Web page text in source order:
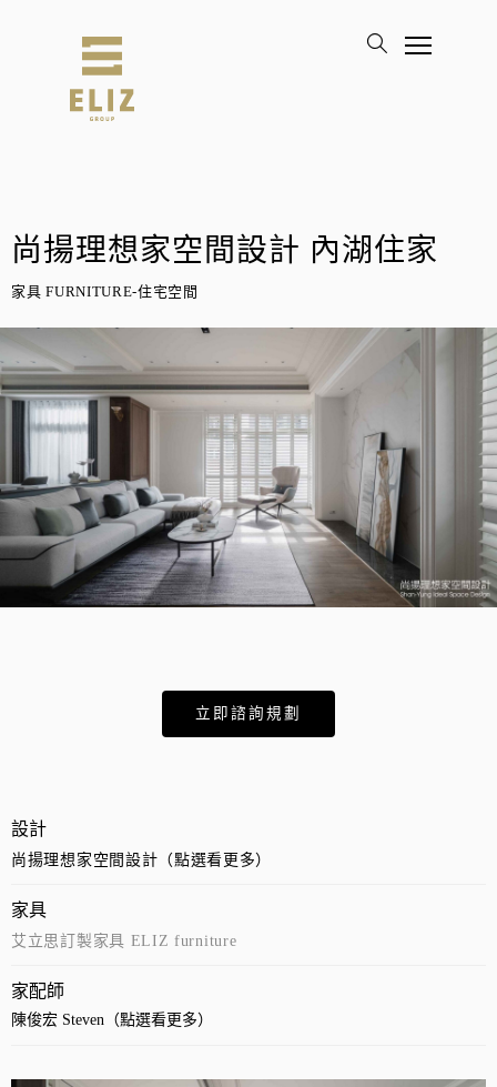
尚揚理想家空間設計 內湖住家
家具 FURNITURE-住宅空間
立即諮詢規劃
設計
尚揚理想家空間設計（點選看更多）
家具
艾立思訂製家具 ELIZ furniture
家配師
陳俊宏 Steven（點選看更多）